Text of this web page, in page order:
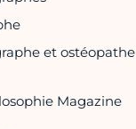
et ostéopathe
Magazine